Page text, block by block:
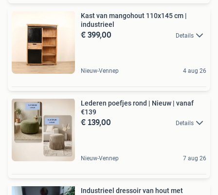
Kast van mangohout 110x145 cm |
industrieel
€ 399,00 Details
Nieuw-Vennep 4 aug 26
Lederen poefjes rond | Nieuw | vanaf
€139
€ 139,00 Details
Nieuw-Vennep 7 aug 26
Industrieel dressoir van hout met